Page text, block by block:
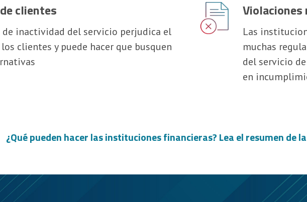
clientes
inactividad del servicio perjudica el
clientes y puede hacer que busquen
Las
muchas
del servicio
en
¿Qué pueden hacer las instituciones financieras? Lea el resumen de